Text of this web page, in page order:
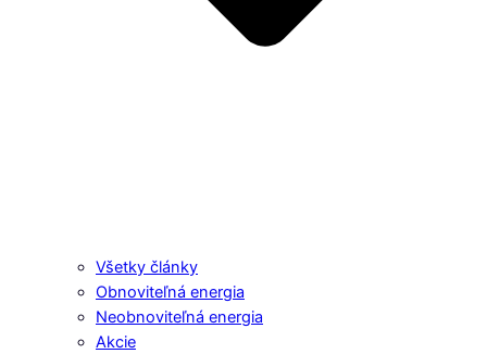
Všetky články
Obnoviteľná energia
Neobnoviteľná energia
Akcie